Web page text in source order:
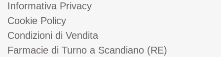
Informativa Privacy
Cookie Policy
Condizioni di Vendita
Farmacie di Turno a Scandiano (RE)